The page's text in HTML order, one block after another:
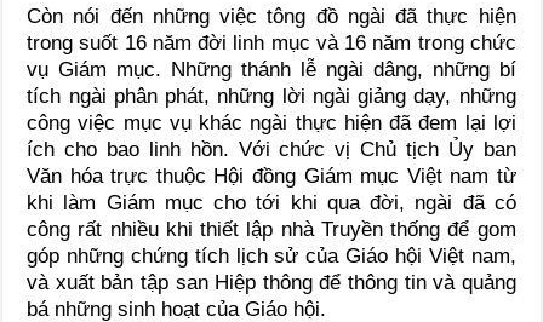
Còn nói đến những việc tông đồ ngài đã thực hiện
trong suốt 16 năm đời linh mục và 16 năm trong chức
vụ Giám mục. Những thánh lễ ngài dâng, những bí
tích ngài phân phát, những lời ngài giảng dạy, những
công việc mục vụ khác ngài thực hiện đã đem lại lợi
ích cho bao linh hồn. Với chức vị Chủ tịch Ủy ban
Văn hóa trực thuộc Hội đồng Giám mục Việt nam từ
khi làm Giám mục cho tới khi qua đời, ngài đã có
công rất nhiều khi thiết lập nhà Truyền thống để gom
góp những chứng tích lịch sử của Giáo hội Việt nam,
và xuất bản tập san Hiệp thông để thông tin và quảng
bá những sinh hoạt của Giáo hội.